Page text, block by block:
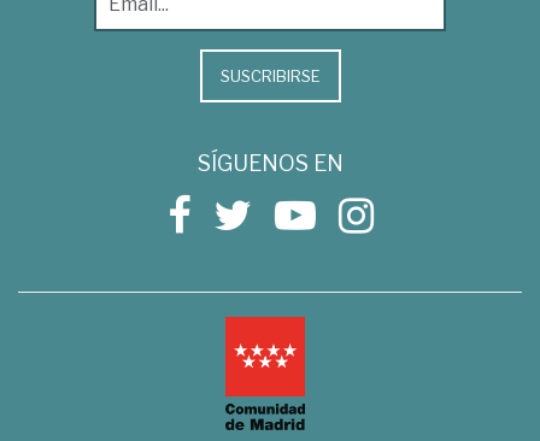
SUSCRIBIRSE
SÍGUENOS EN